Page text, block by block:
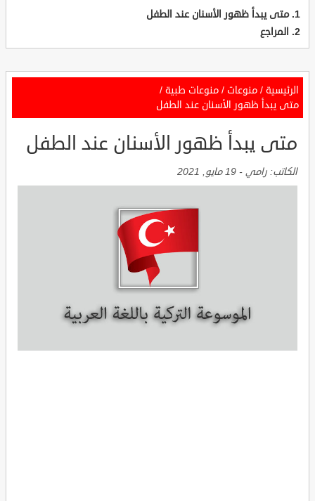
متى يبدأ ظهور الأسنان عند الطفل
المراجع
الرئيسية / منوعات / منوعات طبية /
متى يبدأ ظهور الأسنان عند الطفل
متى يبدأ ظهور الأسنان عند الطفل
الكاتب: رامي - 19 مايو, 2021